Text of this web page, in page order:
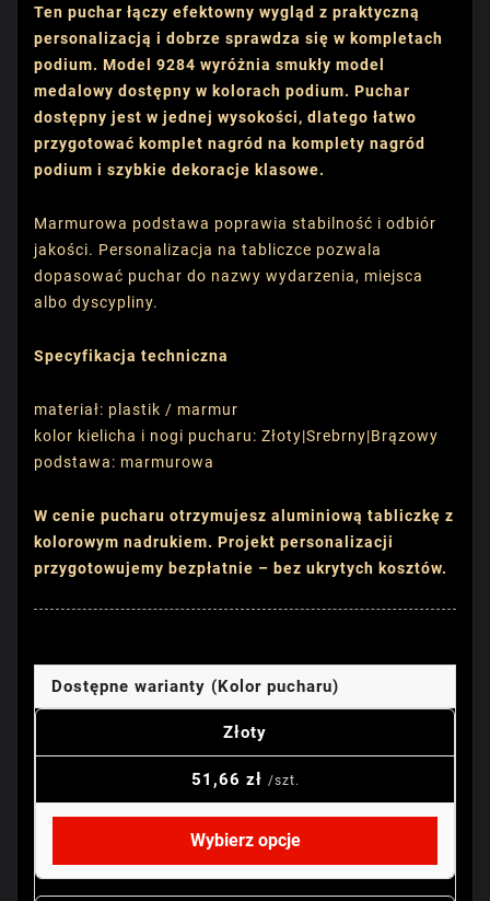
Ten puchar łączy efektowny wygląd z praktyczną
personalizacją i dobrze sprawdza się w kompletach
podium. Model 9284 wyróżnia smukły model
medalowy dostępny w kolorach podium. Puchar
dostępny jest w jednej wysokości, dlatego łatwo
przygotować komplet nagród na komplety nagród
podium i szybkie dekoracje klasowe.
Marmurowa podstawa poprawia stabilność i odbiór
jakości. Personalizacja na tabliczce pozwala
dopasować puchar do nazwy wydarzenia, miejsca
albo dyscypliny.
Specyfikacja techniczna
materiał: plastik / marmur
kolor kielicha i nogi pucharu: Złoty|Srebrny|Brązowy
podstawa: marmurowa
W cenie pucharu otrzymujesz aluminiową tabliczkę z
kolorowym nadrukiem. Projekt personalizacji
przygotowujemy bezpłatnie – bez ukrytych kosztów.
Dostępne warianty (Kolor pucharu)
Złoty
51,66 zł /szt.
Wybierz opcje